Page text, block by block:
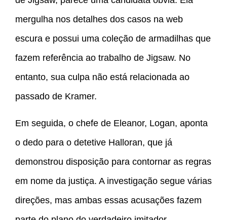
mergulha nos detalhes dos casos na web
escura e possui uma coleção de armadilhas que
fazem referência ao trabalho de Jigsaw. No
entanto, sua culpa não está relacionada ao
passado de Kramer.
Em seguida, o chefe de Eleanor, Logan, aponta
o dedo para o detetive Halloran, que já
demonstrou disposição para contornar as regras
em nome da justiça. A investigação segue várias
direções, mas ambas essas acusações fazem